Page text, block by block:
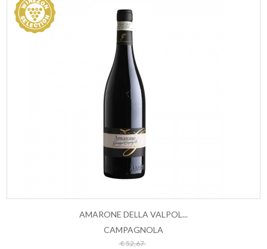
ESAURITO
AMARONE DELLA VALPOL...
CAMPAGNOLA
€ 52,67